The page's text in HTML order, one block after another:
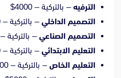
الترفيه – بالتركية – 4000$
التصميم الداخلي – بالتركية – 4000$
التصميم الصناعي – بالتركية – 4000$
التعليم الابتدائي – بالتركية – 4000$
التعليم الخاص – بالتركية – 4000$